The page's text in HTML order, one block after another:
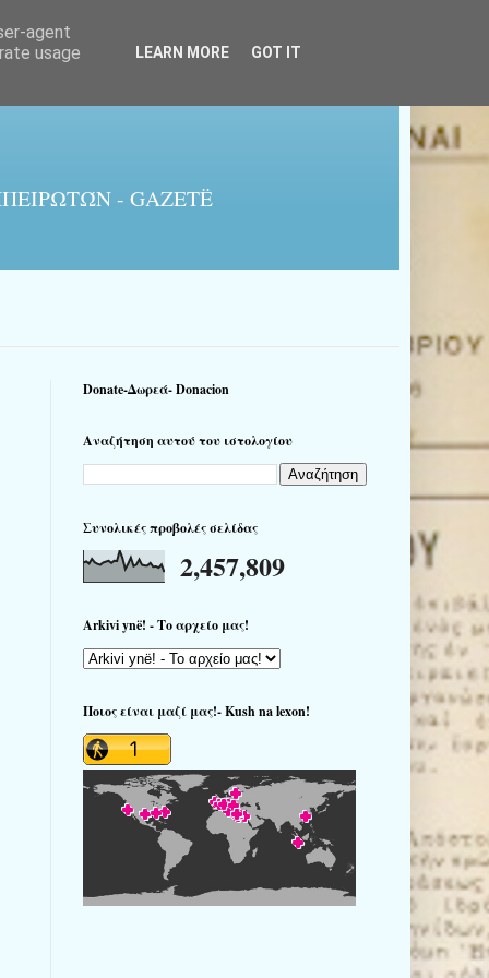
- GAZETË
Donate-Δωρεά- Donacion
Αναζήτηση αυτού του ιστολογίου
Συνολικές προβολές σελίδας
2,457,809
Arkivi ynë! - Το αρχείο μας!
Ποιος είναι μαζί μας!- Kush na lexon!
agent
usage
LEARN MORE GOT IT